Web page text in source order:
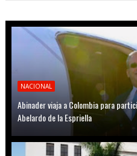
NACIONAL
Abinader viaja a Colombia para
Abelardo de la Espriella